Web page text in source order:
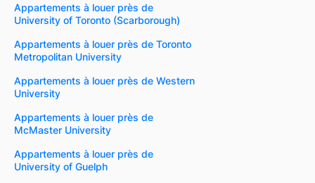
Appartements à louer près de
University of Toronto (Scarborough)
Appartements à louer près de Toronto
Metropolitan University
Appartements à louer près de Western
University
Appartements à louer près de
McMaster University
Appartements à louer près de
University of Guelph